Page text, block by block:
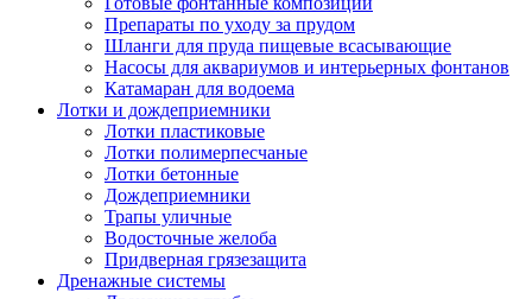
Препараты по уходу за прудом
Шланги для пруда пищевые всасывающие
Насосы для аквариумов и интерьерных фонтанов
Катамаран для водоема
Лотки и дождеприемники
Лотки пластиковые
Лотки полимерпесчаные
Лотки бетонные
Дождеприемники
Трапы уличные
Водосточные желоба
Придверная грязезащита
Дренажные системы